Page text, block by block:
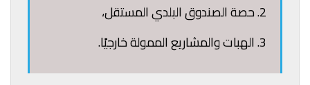
2. حصة الصندوق البلدي المستقل،
3. الهبات والمشاريع الممولة خارجيًا.